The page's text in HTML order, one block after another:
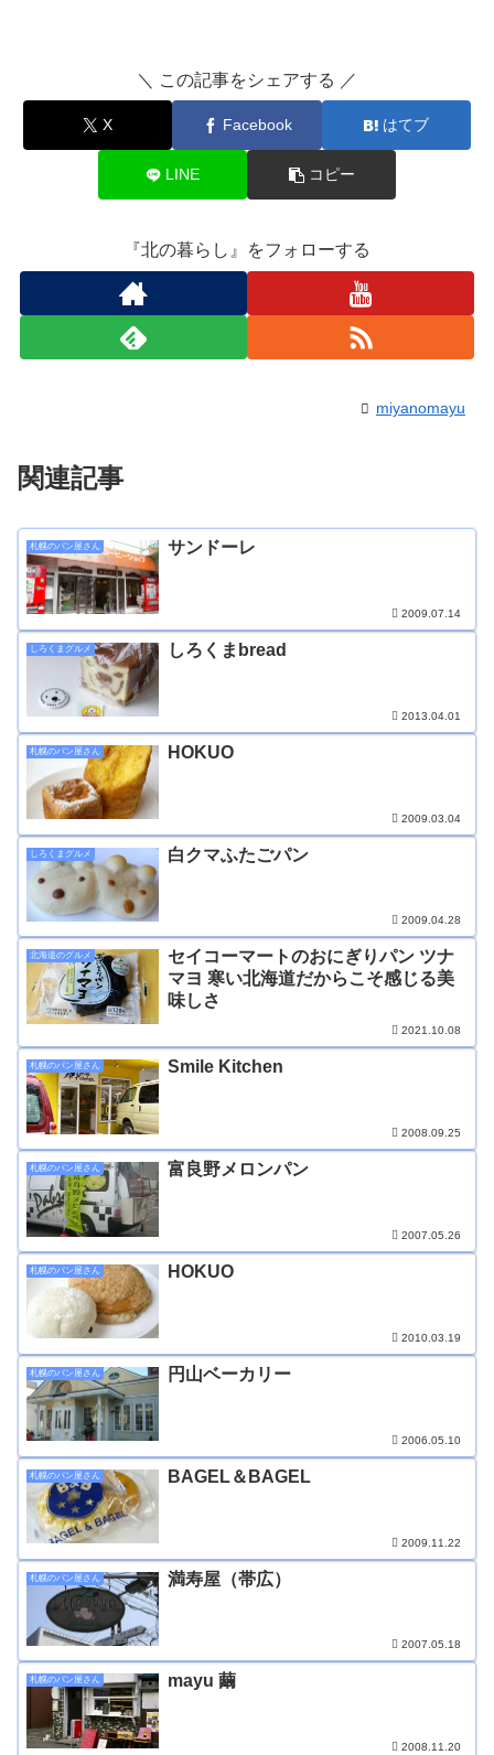
＼ この記事をシェアする ／
X Facebook はてブ
LINE コピー
『北の暮らし』をフォローする
miyanomayu
関連記事
札幌のパン屋さん サンドーレ
2009.07.14
しろくまグルメ しろくまbread
2013.04.01
札幌のパン屋さん HOKUO
2009.03.04
しろくまグルメ 白クマふたごパン
2009.04.28
北海道のグルメ
セイコーマートのおにぎりパン ツナ
マヨ 寒い北海道だからこそ感じる美
味しさ
2021.10.08
札幌のパン屋さん Smile Kitchen
2008.09.25
札幌のパン屋さん 富良野メロンパン
2007.05.26
札幌のパン屋さん HOKUO
2010.03.19
札幌のパン屋さん 円山ベーカリー
2006.05.10
札幌のパン屋さん BAGEL＆BAGEL
2009.11.22
札幌のパン屋さん 満寿屋（帯広）
2007.05.18
札幌のパン屋さん mayu 繭
2008.11.20